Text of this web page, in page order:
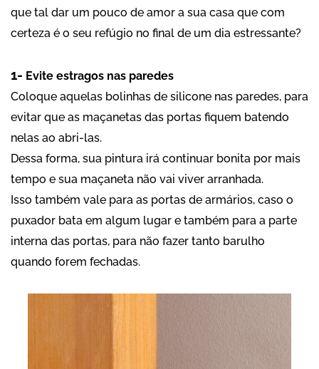
que tal dar um pouco de amor a sua casa que com
certeza é o seu refúgio no final de um dia estressante?
1- Evite estragos nas paredes
Coloque aquelas bolinhas de silicone nas paredes, para
evitar que as maçanetas das portas fiquem batendo
nelas ao abri-las.
Dessa forma, sua pintura irá continuar bonita por mais
tempo e sua maçaneta não vai viver arranhada.
Isso também vale para as portas de armários, caso o
puxador bata em algum lugar e também para a parte
interna das portas, para não fazer tanto barulho
quando forem fechadas.